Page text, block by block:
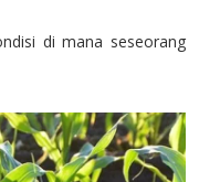
di mana seseorang